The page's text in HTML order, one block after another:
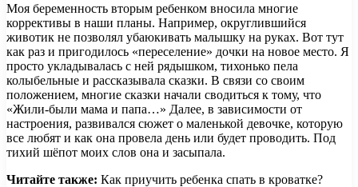
Моя беременность вторым ребенком вносила многие
коррективы в наши планы. Например, округлившийся
животик не позволял убаюкивать малышку на руках. Вот тут
как раз и пригодилось «переселение» дочки на новое место. Я
просто укладывалась с ней рядышком, тихонько пела
колыбельные и рассказывала сказки. В связи со своим
положением, многие сказки начали сводиться к тому, что
«Жили-были мама и папа…» Далее, в зависимости от
настроения, развивался сюжет о маленькой девочке, которую
все любят и как она провела день или будет проводить. Под
тихий шёпот моих слов она и засыпала.
Читайте также: Как приучить ребенка спать в кроватке?